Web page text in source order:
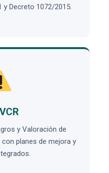
y Decreto 1072/2015.
y Valoración de
planes de mejora y